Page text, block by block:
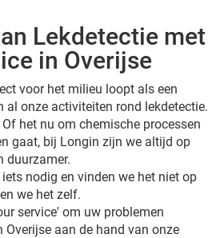
Lekdetectie met
in Overijse
voor het milieu loopt als een
al onze activiteiten rond lekdetectie.
het nu om chemische processen
gaat, bij Longin zijn we altijd op
duurzamer.
nodig en vinden we het niet op
we het zelf.
service' om uw problemen
aan de hand van onze